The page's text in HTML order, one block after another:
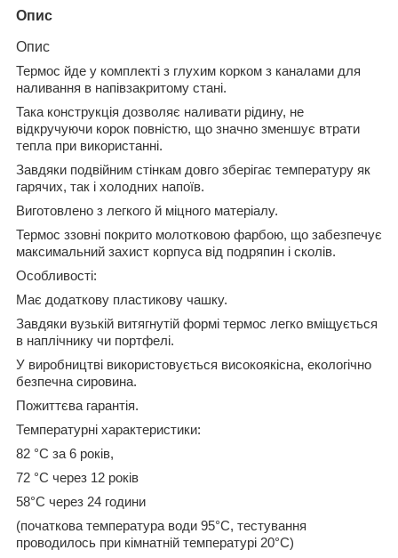
Опис
Опис
Термос йде у комплекті з глухим корком з каналами для
наливання в напівзакритому стані.
Така конструкція дозволяє наливати рідину, не
відкручуючи корок повністю, що значно зменшує втрати
тепла при використанні.
Завдяки подвійним стінкам довго зберігає температуру як
гарячих, так і холодних напоїв.
Виготовлено з легкого й міцного матеріалу.
Термос ззовні покрито молотковою фарбою, що забезпечує
максимальний захист корпуса від подряпин і сколів.
Особливості:
Має додаткову пластикову чашку.
Завдяки вузькій витягнутій формі термос легко вміщується
в наплічнику чи портфелі.
У виробництві використовується високоякісна, екологічно
безпечна сировина.
Пожиттєва гарантія.
Температурні характеристики:
82 °C за 6 років,
72 °C через 12 років
58°С через 24 години
(початкова температура води 95°C, тестування
проводилось при кімнатній температурі 20°C)